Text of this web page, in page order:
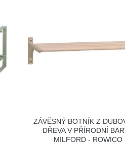
ZÁVĚSNÝ BOTNÍK Z
DŘEVA V PŘÍRODNÍ
MILFORD - ROWICO